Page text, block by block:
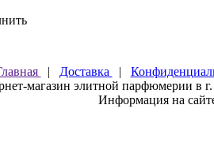
| Доставка |
магазин элитной парфюмерии в
Информация на